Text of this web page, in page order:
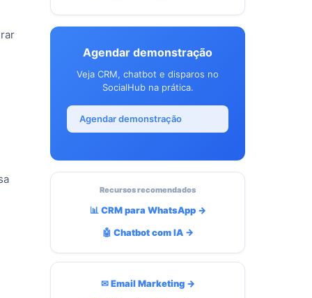
Agendar demonstração
Veja CRM, chatbot e disparos no
SocialHub na prática.
Agendar demonstração
Recursos recomendados
📊 CRM para WhatsApp →
🤖 Chatbot com IA →
✉ Email Marketing →